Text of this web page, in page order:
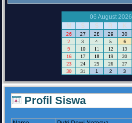
06 August 2026
M
S S R K
26 27 28 29 30
2
3 4 5 6
9
10 11 12 13
16
17 18 19 20
23
24 25 26 27
30
31 1 2 3
Profil Siswa